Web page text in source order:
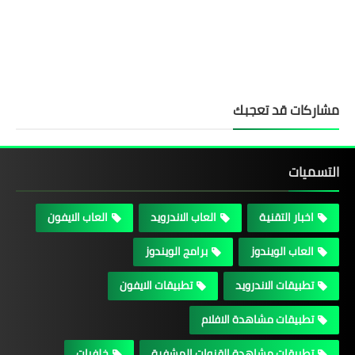
مشاركات قد تعجبك
التسميات
اخبار التقنية العاب الاندرويد
العاب الايفون
العاب الويندوز
برامج الويندوز
تطبيقات الاندرويد
تطبيقات الايفون
تطبيقات مشاهدة الافلام